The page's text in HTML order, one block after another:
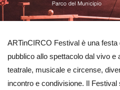
ARTinCIRCO Festival è una
pubblico allo spettacolo dal vivo e
teatrale, musicale e circense,
incontro e condivisione. Il Festival